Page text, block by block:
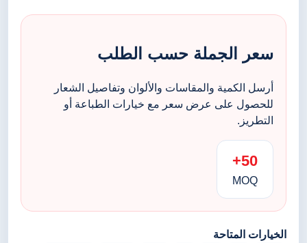
سعر الجملة حسب الطلب
أرسل الكمية والمقاسات والألوان وتفاصيل الشعار
للحصول على عرض سعر مع خيارات الطباعة أو
التطريز.
50+
MOQ
الخيارات المتاحة